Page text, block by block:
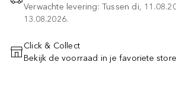
Verwachte levering: Tussen di,
13.08.2026.
VOEG TOE AAN
Click & Collect
Bekijk de voorraad in je favoriete store